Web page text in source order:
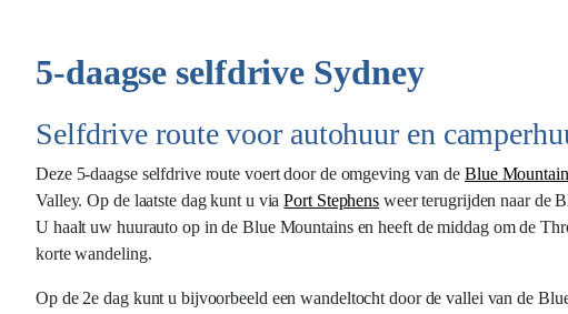
5-daagse selfdrive Sydney
Selfdrive route voor autohuur en
Deze 5-daagse selfdrive route voert door de omgeving van de Blue
Valley. Op de laatste dag kunt u viaPort Stephens weer terugrijden naar de
U haalt uw huurauto op in de Blue Mountains en heeft de middag om de
korte wandeling.
Op de 2e dag kunt u bijvoorbeeld een wandeltocht door de vallei van de